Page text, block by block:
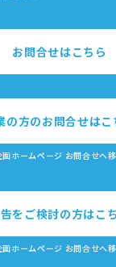
お問合せはこちら
の方のお問合せはこ
ホームページ お問合せへ
をご検討の方はこ
ホームページ お問合せへ